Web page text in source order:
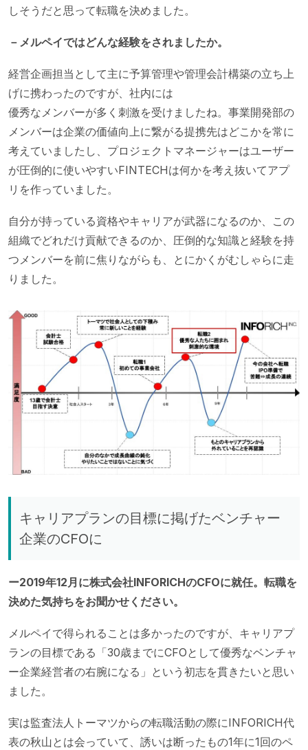
しそうだと思って転職を決めました。
－メルペイではどんな経験をされましたか。
経営企画担当として主に予算管理や管理会計構築の立ち上
げに携わったのですが、社内には
優秀なメンバーが多く刺激を受けましたね。事業開発部の
メンバーは企業の価値向上に繋がる提携先はどこかを常に
考えていましたし、プロジェクトマネージャーはユーザー
が圧倒的に使いやすいFINTECHは何かを考え抜いてアプ
リを作っていました。
自分が持っている資格やキャリアが武器になるのか、この
組織でどれだけ貢献できるのか、圧倒的な知識と経験を持
つメンバーを前に焦りながらも、とにかくがむしゃらに走
りました。
キャリアプランの目標に掲げたベンチャー
企業のCFOに
ー2019年12月に株式会社INFORICHのCFOに就任。転職を
決めた気持ちをお聞かせください。
メルペイで得られることは多かったのですが、キャリアプ
ランの目標である「30歳までにCFOとして優秀なベンチャ
ー企業経営者の右腕になる」という初志を貫きたいと思い
ました。
実は監査法人トーマツからの転職活動の際にINFORICH代
表の秋山とは会っていて、誘いは断ったもの1年に1回のペ